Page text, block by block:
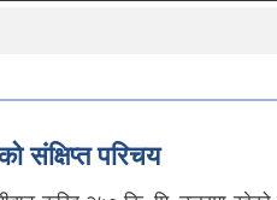
संक्षिप्त परिचय